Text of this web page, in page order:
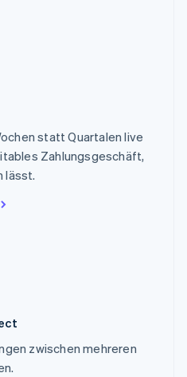
statt Quartalen live
Zahlungsgeschäft,
lässt.
zwischen mehreren